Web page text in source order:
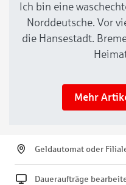
Ich bin eine
Norddeutsche. Vor
die Hansestadt.
Mehr
Geldautomat oder
Daueraufträge